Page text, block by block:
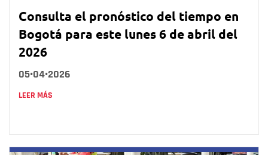
Consulta el pronóstico del tiempo en
Bogotá para este lunes 6 de abril del
2026
05•04•2026
LEER MÁS